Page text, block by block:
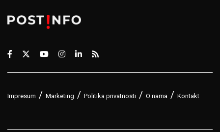
Impresum Marketing Politika privatnosti O nama Kontakt